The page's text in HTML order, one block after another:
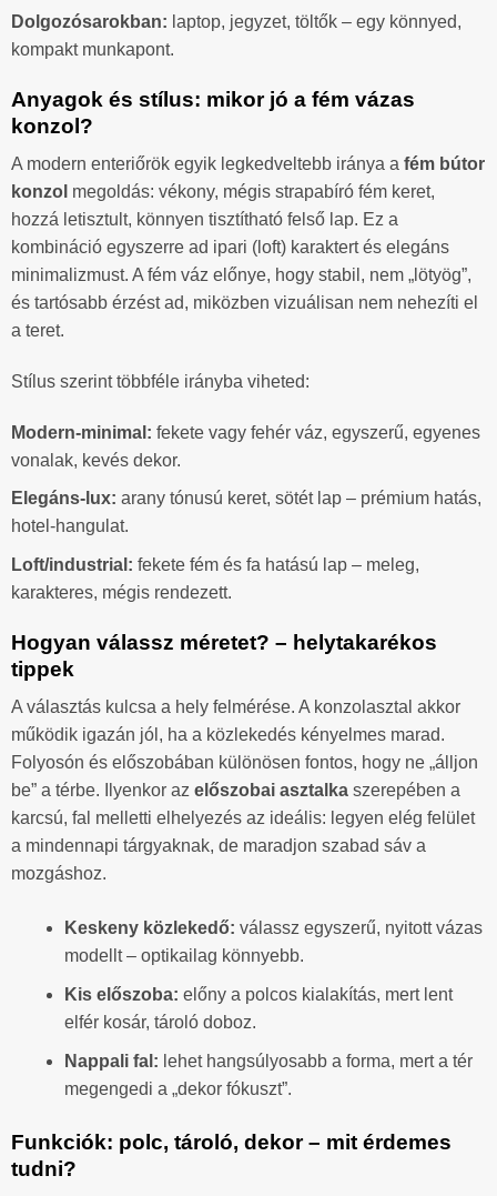
Dolgozósarokban: laptop, jegyzet, töltők – egy könnyed,
kompakt munkapont.
Anyagok és stílus: mikor jó a fém vázas
konzol?
A modern enteriőrök egyik legkedveltebb iránya a fém bútor
konzol megoldás: vékony, mégis strapabíró fém keret,
hozzá letisztult, könnyen tisztítható felső lap. Ez a
kombináció egyszerre ad ipari (loft) karaktert és elegáns
minimalizmust. A fém váz előnye, hogy stabil, nem „lötyög”,
és tartósabb érzést ad, miközben vizuálisan nem nehezíti el
a teret.
Stílus szerint többféle irányba viheted:
Modern-minimal: fekete vagy fehér váz, egyszerű, egyenes
vonalak, kevés dekor.
Elegáns-lux: arany tónusú keret, sötét lap – prémium hatás,
hotel-hangulat.
Loft/industrial: fekete fém és fa hatású lap – meleg,
karakteres, mégis rendezett.
Hogyan válassz méretet? – helytakarékos
tippek
A választás kulcsa a hely felmérése. A konzolasztal akkor
működik igazán jól, ha a közlekedés kényelmes marad.
Folyosón és előszobában különösen fontos, hogy ne „álljon
be” a térbe. Ilyenkor az előszobai asztalka szerepében a
karcsú, fal melletti elhelyezés az ideális: legyen elég felület
a mindennapi tárgyaknak, de maradjon szabad sáv a
mozgáshoz.
Keskeny közlekedő: válassz egyszerű, nyitott vázas
modellt – optikailag könnyebb.
Kis előszoba: előny a polcos kialakítás, mert lent
elfér kosár, tároló doboz.
Nappali fal: lehet hangsúlyosabb a forma, mert a tér
megengedi a „dekor fókuszt”.
Funkciók: polc, tároló, dekor – mit érdemes
tudni?